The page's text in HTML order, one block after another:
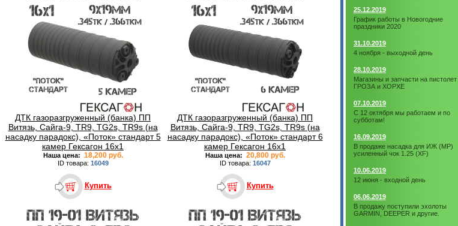
ДТК газоразгруженный (банка) ПП
Витязь, Сайга-9, TR9, TG2s, TR9s (на
насадку парадокс), «Поток» стандарт 5
камер Гексагон 16x1
Наша цена: 18,200 руб.
ID товара: 16049
Купить
ДТК газоразгруженный (банка) ПП
Витязь, Сайга-9, TR9, TG2s, TR9s (на
насадку парадокс), «Поток» стандарт 6
камер Гексагон 16x1
Наша цена: 20,800 руб.
ID товара: 16047
Купить
25.12.2019
График работы в Новогодние
праздники 2020
31.10.2019
4 ноября - выходной день
28.10.2019
Магазины и запчасти на пистолет
ГРОЗА и ХОРХЕ
07.10.2019
С 12 октября мы работаем и по
субботам!
16.09.2019
В продаже насадка для ИЖ (МР)
усиленный чок 1.25 (XF)
10.06.2019
12 июня - входной день
06.06.2019
В продажу поступили эхолоты
GARMIN, DEEPER и другие.